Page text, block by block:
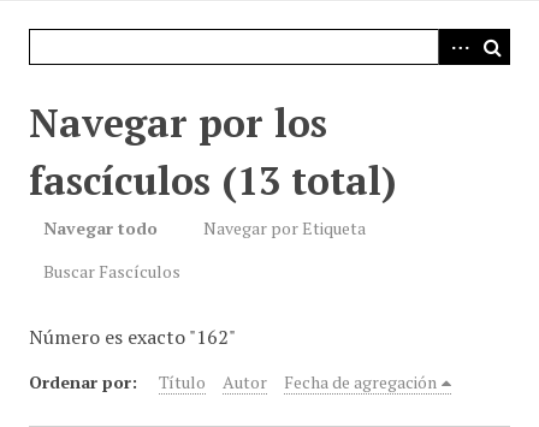
Navegar por los
fascículos (13 total)
Navegar todo
Navegar por Etiqueta
Buscar Fascículos
Número es exacto "162"
Ordenar por: Título Autor Fecha de agregación